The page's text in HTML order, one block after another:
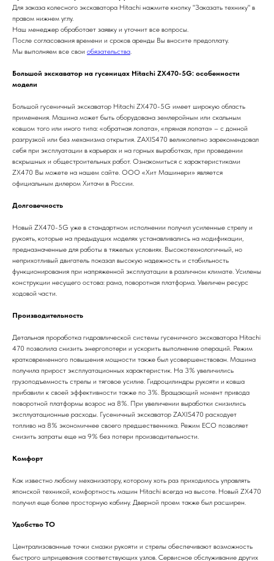
Для заказа колесного экскаватора Hitachi нажмите кнопку "Заказать технику" в
правом нижнем углу.
Наш менеджер обработает заявку и уточнит все вопросы.
После согласования времени и сроков аренды Вы вносите предоплату.
Мы выполняем все свои обязательства.
Большой экскаватор на гусеницах Hitachi ZX470-5G: особенности
модели
Большой гусеничный экскаватор Hitachi ZX470-5G имеет широкую область
применения. Машина может быть оборудована землеройным или скальным
ковшом того или иного типа: «обратная лопата», «прямая лопата» – с донной
разгрузкой или без механизма открытия. ZAXIS470 великолепно зарекомендовал
себя при эксплуатации в карьерах и на горных выработках, при проведении
вскрышных и общестроительных работ. Ознакомиться с характеристиками
ZX470 Вы можете на нашем сайте. ООО «Хит Машинери» является
официальным дилером Хитачи в России.
Долговечность
Новый ZX470-5G уже в стандартном исполнении получил усиленные стрелу и
рукоять, которые на предыдущих моделях устанавливались на модификации,
предназначенные для работы в тяжелых условиях. Высокотехнологичный, но
неприхотливый двигатель показал высокую надежность и стабильность
функционирования при напряженной эксплуатации в различном климате. Усилены
конструкции несущего остова: рама, поворотная платформа. Увеличен ресурс
ходовой части.
Производительность
Детальная проработка гидравлической системы гусеничного экскаватора Hitachi
470 позволила снизить энергопотери и ускорить выполнение операций. Режим
кратковременного повышения мощности также был усовершенствован. Машина
получила прирост эксплуатационных характеристик. На 3% увеличились
грузоподъемность стрелы и тяговое усилие. Гидроцилиндры рукояти и ковша
прибавили к своей эффективности также по 3%. Вращающий момент привода
поворотной платформы возрос на 8%. При увеличении выработки снизились
эксплуатационные расходы. Гусеничный экскаватор ZAXIS470 расходует
топливо на 8% экономичнее своего предшественника. Режим ЕСО позволяет
снизить затраты еще на 9% без потери производительности.
Комфорт
Как известно любому механизатору, которому хоть раз приходилось управлять
японской техникой, комфортность машин Hitachi всегда на высоте. Новый ZX470
получил еще более просторную кабину. Дверной проем также был расширен.
Удобство ТО
Централизованные точки смазки рукояти и стрелы обеспечивают возможность
быстрого шприцевания соответствующих узлов. Сервисное обслуживание других